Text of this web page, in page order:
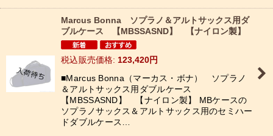
Marcus Bonna ソプラノ＆アルトサックス用ダ
ブルケース 【MBSSASND】 【ナイロン製】
税込 : 123,420円
■Marcus Bonna（マーカス・ボナ） ソプラノ
＆アルトサックス用ダブルケース
【MBSSASND】 【ナイロン製】 MBケースの
ソプラノサックス＆アルトサックス用のセミハー
ドダブルケース…